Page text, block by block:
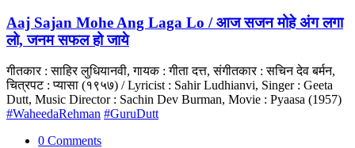
Aaj Sajan Mohe Ang Laga Lo / आज सजन मोहे अंग लगा
लो, जनम सफल हो जाये
गीतकार : साहिर लुधियानवी, गायक : गीता दत्त, संगीतकार : सचिन देव बर्मन,
चित्रपट : प्यासा (१९५७) / Lyricist : Sahir Ludhianvi, Singer : Geeta
Dutt, Music Director : Sachin Dev Burman, Movie : Pyaasa (1957)
#WaheedaRehman #GuruDutt
0 Comments